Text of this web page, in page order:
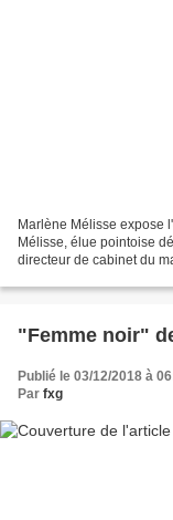
Marlène Mélisse expose
Mélisse, élue pointoise
directeur de cabinet du
"Femme noir"
Publié le 03/12/2018 à
Par fxg